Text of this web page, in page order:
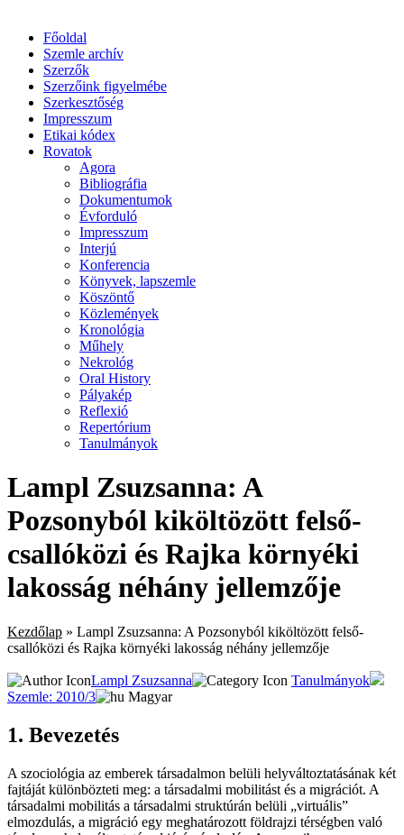
Főoldal
Szemle archív
Szerzők
Szerzőink figyelmébe
Szerkesztőség
Impresszum
Etikai kódex
Rovatok
Agora
Bibliográfia
Dokumentumok
Évforduló
Impresszum
Interjú
Konferencia
Könyvek, lapszemle
Köszöntő
Közlemények
Kronológia
Műhely
Nekrológ
Oral History
Pályakép
Reflexió
Repertórium
Tanulmányok
Lampl Zsuzsanna: A
Pozsonyból kiköltözött felső-
csallóközi és Rajka környéki
lakosság néhány jellemzője
Kezdőlap » Lampl Zsuzsanna: A Pozsonyból kiköltözött felső-
csallóközi és Rajka környéki lakosság néhány jellemzője
Lampl Zsuzsanna
Tanulmányok
Szemle: 2010/3
Magyar
1. Bevezetés
A szociológia az emberek társadalmon belüli helyváltoztatásának két
fajtáját különbözteti meg: a társadalmi mobilitást és a migrációt. A
társadalmi mobilitás a társadalmi struktúrán belüli „virtuális”
elmozdulás, a migráció egy meghatározott földrajzi térségben való